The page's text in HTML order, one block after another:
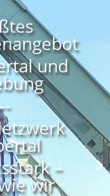
den
eine
zu
oder zu